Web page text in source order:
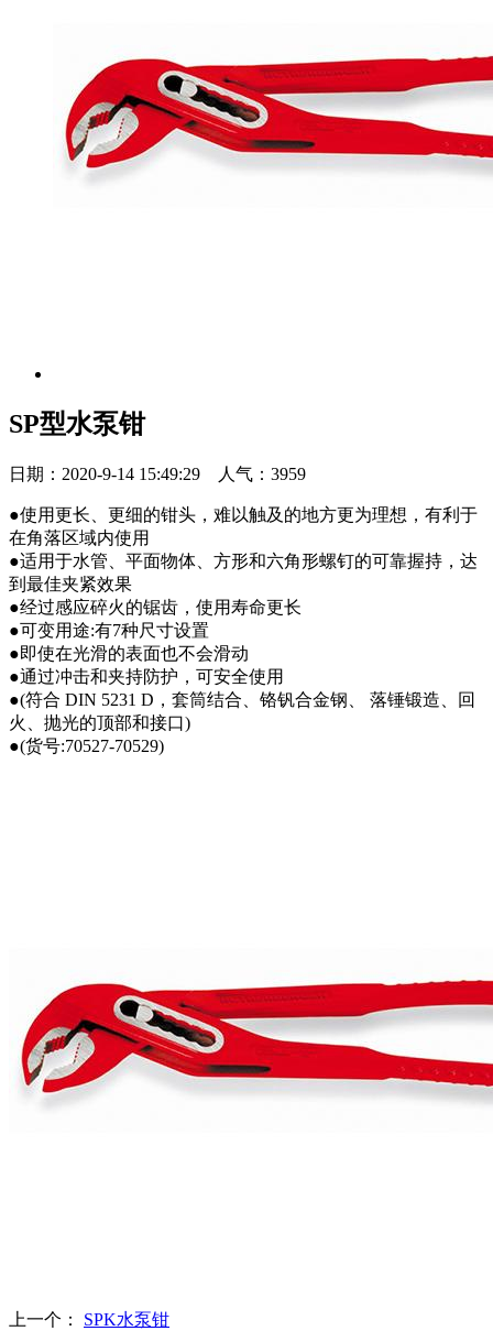
SP型水泵钳
日期：2020-9-14 15:49:29 人气：3959
●使用更长、更细的钳头，难以触及的地方更为理想，有利于
在角落区域内使用
●适用于水管、平面物体、方形和六角形螺钉的可靠握持，达
到最佳夹紧效果
●经过感应碎火的锯齿，使用寿命更长
●可变用途:有7种尺寸设置
●即使在光滑的表面也不会滑动
●通过冲击和夹持防护，可安全使用
●(符合 DIN 5231 D，套筒结合、铬钒合金钢、 落锤锻造、回
火、抛光的顶部和接口)
●(货号:70527-70529)
上一个： SPK水泵钳